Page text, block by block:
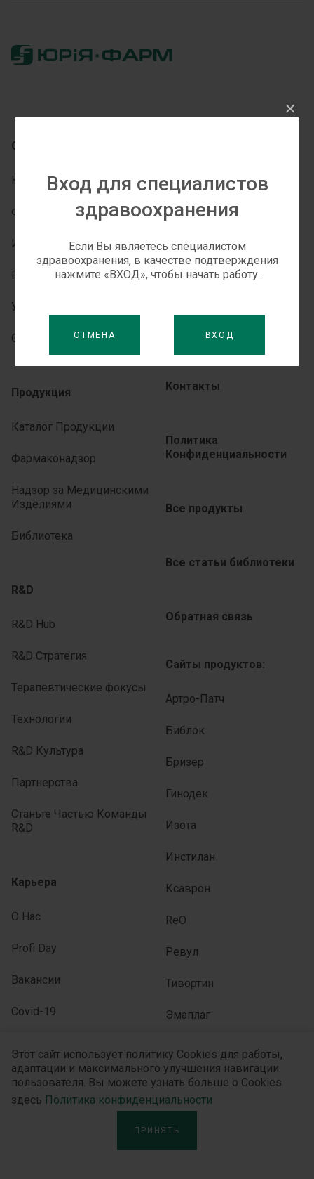
Вход для специалистов
здравоохранения
Если Вы являетесь специалистом
здравоохранения, в качестве подтверждения
нажмите «ВХОД», чтобы начать работу.
ОТМЕНА ВХОД
×
Этот сайт использует политику Cookies для работы,
адаптации и максимального улучшения навигации
пользователя. Вы можете узнать больше о Cookies
здесь Политика конфиденциальности
ПРИНЯТЬ
О Компании
Кто Мы
Философия
История
Руководство
Устойчивое развитие
Отчетность
Продукция
Каталог Продукции
Фармаконадзор
Надзор за Медицинскими
Изделиями
Библиотека
R&D
R&D Hub
R&D Стратегия
Терапевтические фокусы
Технологии
R&D Культура
Партнерства
Станьте Частью Команды
R&D
Карьера
О Нас
Profi Day
Вакансии
Covid-19
Дистрибьюторам
Партнерства
Медиа-центр
Новости
Контакты
Политика
Конфиденциальности
Все продукты
Все статьи библиотеки
Обратная связь
Сайты продуктов:
Артро-Патч
Библок
Бризер
Гинодек
Изота
Инстилан
Ксаврон
ReO
Ревул
Тивортин
Эмаплаг
Юлайзер